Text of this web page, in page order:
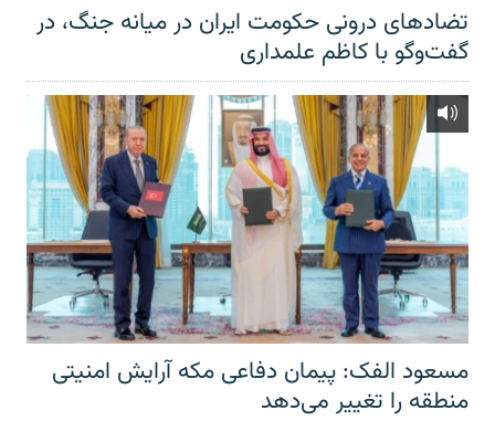
تضادهای درونی حکومت ایران در میانه جنگ، در
گفت‌‌وگو با کاظم علمداری
مسعود الفک: پیمان دفاعی مکه آرایش امنیتی
منطقه را تغییر می‌دهد